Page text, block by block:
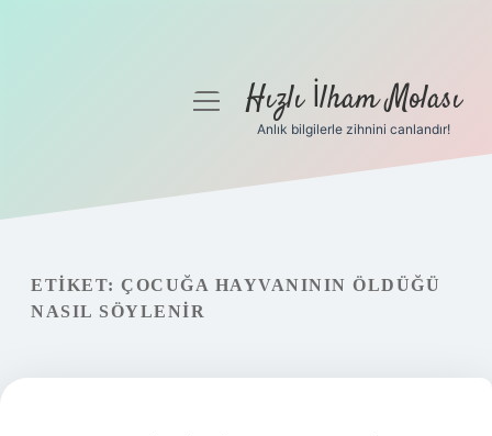
Gizlilik Politikası
Hakkımızda
menüyüHızlı İlham Molası
Anlık bilgilerle zihnini canlandır!
ETIKET: ÇOCUĞA HAYVANININ ÖLDÜĞÜ
NASIL SÖYLENIR